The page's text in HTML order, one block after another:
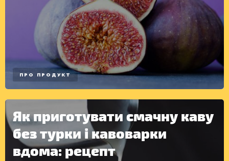
ПРО ПРОДУКТ
Як приготувати смачну каву
без турки і кавоварки
вдома: рецепт